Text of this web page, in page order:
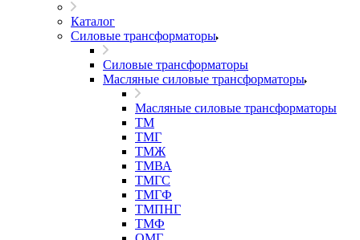
Каталог
Силовые трансформаторы
Силовые трансформаторы
Масляные силовые трансформаторы
Масляные силовые трансформаторы
ТМ
ТМГ
ТМЖ
ТМВА
ТМГС
ТМГФ
ТМПНГ
ТМФ